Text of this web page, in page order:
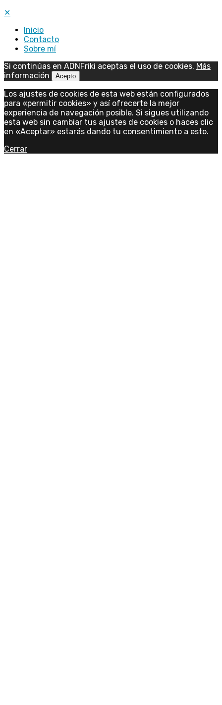
✕
Inicio
Contacto
Sobre mí
Si continúas en ADNFriki aceptas el uso de cookies. Más
información
Acepto
Los ajustes de cookies de esta web están configurados
para «permitir cookies» y así ofrecerte la mejor
experiencia de navegación posible. Si sigues utilizando
esta web sin cambiar tus ajustes de cookies o haces clic
en «Aceptar» estarás dando tu consentimiento a esto.
Cerrar